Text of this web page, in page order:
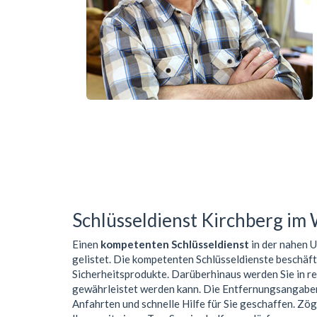
Schlüsseldienst Kirchberg im
Einen kompetenten Schlüsseldienst in der nahen
gelistet. Die kompetenten Schlüsseldienste
Sicherheitsprodukte. Darüberhinaus werden Sie in
gewährleistet werden kann. Die
Anfahrten und schnelle Hilfe für Sie geschaffen.